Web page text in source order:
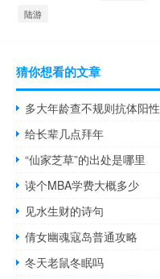
陆游
猜你想看的文章
多大年龄查不规则抗体阳性
给长辈几点拜年
“仙家芝草”的出处是哪里
读个MBA学费大概多少
见水生财的诗句
倩女幽魂寇岛普通攻略
冬天老鼠冬眠吗